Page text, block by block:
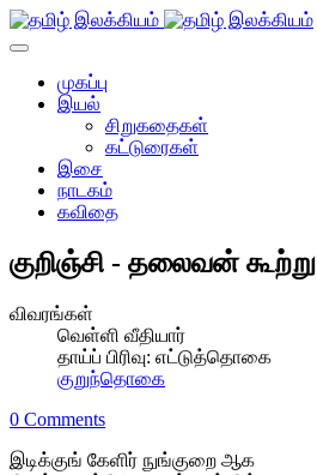
முகப்பு
இயல்
சிறுகதைகள்
கட்டுரைகள்
இசை
நாடகம்
கவிதை
குறிஞ்சி - தலைவன் கூற்று
விவரங்கள்
வெள்ளி வீதியார்
தாய்ப் பிரிவு: எட்டுத்தொகை
குறுந்தொகை
0 Comments
இடிக்குங் கேளிர் நுங்குறை ஆக